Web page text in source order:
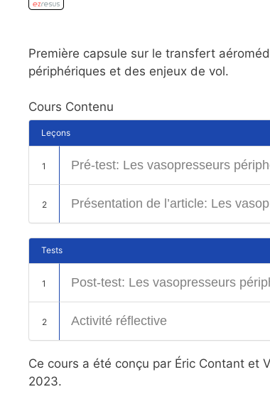
Première capsule sur le transfert
périphériques et des enjeux de vol.
Cours Contenu
Leçons
1 Pré-test: Les vasopresseurs
2 Présentation de l’article: Les
Tests
1 Post-test: Les vasopresseurs
2 Activité réflective
Ce cours a été conçu par Éric Contant et
2023.